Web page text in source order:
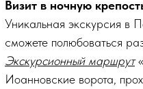
Визит в ночную
Уникальная экскурсия в
сможете полюбоваться
Экскурсионный маршрут
Иоанновские ворота,